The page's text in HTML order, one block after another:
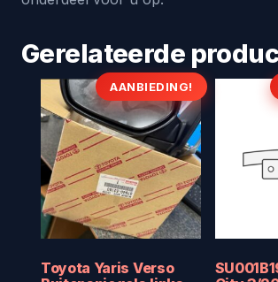
Gerelateerde
AANBIEDING!
Toyota Yaris Verso